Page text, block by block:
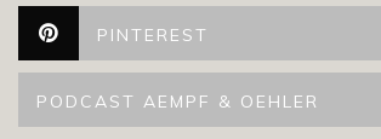
PINTEREST
PODCAST AEMPF & OEHLER